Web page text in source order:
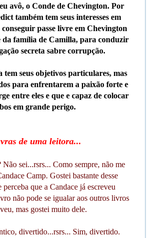
avô, o Conde de Chevington. Por
também tem seus interesses em
passe livre em Chevington
família de Camilla, para conduzir
secreta sabre corrupção.
tem seus objetivos particulares, mas
para enfrentarem a paixão forte e
entre eles e que e capaz de colocar
em grande perigo.
de uma leitora...
Não sei...rsrs... Como sempre, não me
Camp. Gostei bastante desse
que a Candace já escreveu
não pode se igualar aos outros livros
mas gostei muito dele.
divertido...rsrs... Sim, divertido.